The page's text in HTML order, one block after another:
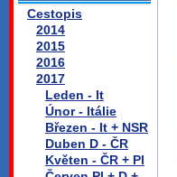
Cestopis
2014
2015
2016
2017
Leden - It
Únor - Itálie
Březen - It + NSR
Duben D - ČR
Květen - ČR + Pl